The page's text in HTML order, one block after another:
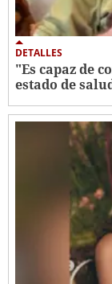
DETALLES
"Es capaz de
estado de